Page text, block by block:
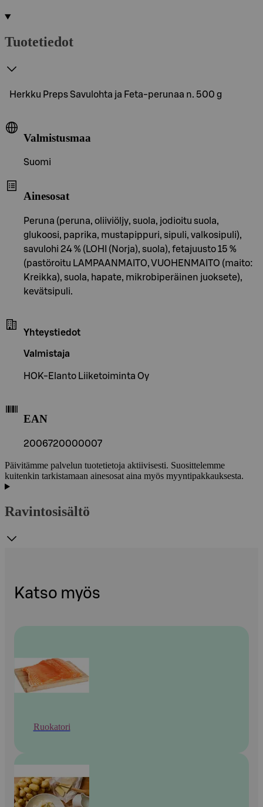
Tuotetiedot
Herkku Preps Savulohta ja Feta-perunaa n. 500 g
Valmistusmaa
Suomi
Ainesosat
Peruna (peruna, oliiviöljy, suola, jodioitu suola,
glukoosi, paprika, mustapippuri, sipuli, valkosipuli),
savulohi 24 % (LOHI (Norja), suola), fetajuusto 15 %
(pastöroitu LAMPAANMAITO, VUOHENMAITO (maito:
Kreikka), suola, hapate, mikrobiperäinen juoksete),
kevätsipuli.
Yhteystiedot
Valmistaja
HOK-Elanto Liiketoiminta Oy
EAN
2006720000007
Päivitämme palvelun tuotetietoja aktiivisesti. Suosittelemme
kuitenkin tarkistamaan ainesosat aina myös myyntipakkauksesta.
Ravintosisältö
Katso myös
Ruokatori